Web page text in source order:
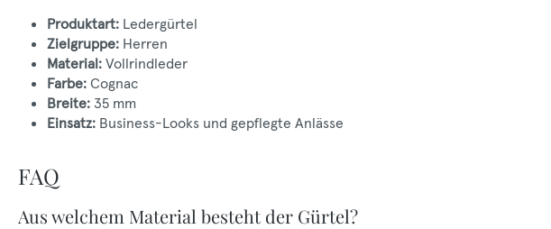
Produktart: Ledergürtel
Zielgruppe: Herren
Material: Vollrindleder
Farbe: Cognac
Breite: 35 mm
Einsatz: Business-Looks und gepflegte Anlässe
FAQ
Aus welchem Material besteht der Gürtel?